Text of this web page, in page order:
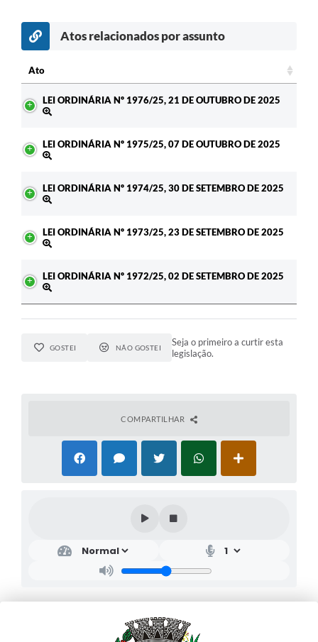
Atos relacionados por assunto
Ato
LEI ORDINÁRIA Nº 1976/25, 21 DE OUTUBRO DE 2025
LEI ORDINÁRIA Nº 1975/25, 07 DE OUTUBRO DE 2025
LEI ORDINÁRIA Nº 1974/25, 30 DE SETEMBRO DE 2025
LEI ORDINÁRIA Nº 1973/25, 23 DE SETEMBRO DE 2025
LEI ORDINÁRIA Nº 1972/25, 02 DE SETEMBRO DE 2025
GOSTEI NÃO GOSTEI
Seja o primeiro a curtir esta
legislação.
COMPARTILHAR